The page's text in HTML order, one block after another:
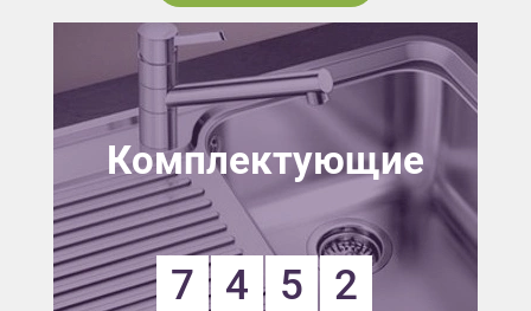
Комплектующие
7 4 5 2